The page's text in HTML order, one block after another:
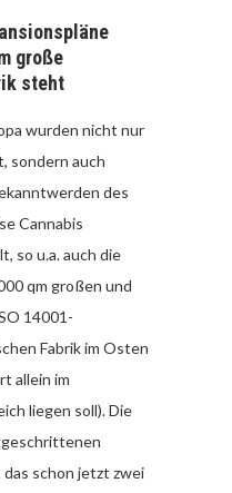
große
steht
wurden nicht nur
sondern auch
des
Cannabis
so u.a. auch die
qm großen und
14001-
Fabrik im Osten
allein im
liegen soll). Die
schon jetzt zwei